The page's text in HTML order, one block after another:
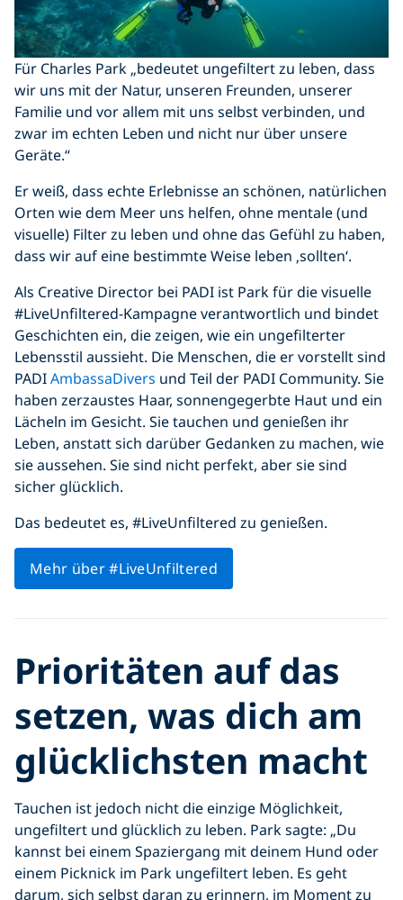
Für Charles Park „bedeutet ungefiltert zu leben, dass
wir uns mit der Natur, unseren Freunden, unserer
Familie und vor allem mit uns selbst verbinden, und
zwar im echten Leben und nicht nur über unsere
Geräte.“
Er weiß, dass echte Erlebnisse an schönen, natürlichen
Orten wie dem Meer uns helfen, ohne mentale (und
visuelle) Filter zu leben und ohne das Gefühl zu haben,
dass wir auf eine bestimmte Weise leben ‚sollten‘.
Als Creative Director bei PADI ist Park für die visuelle
#LiveUnfiltered-Kampagne verantwortlich und bindet
Geschichten ein, die zeigen, wie ein ungefilterter
Lebensstil aussieht. Die Menschen, die er vorstellt sind
PADIAmbassaDivers und Teil der PADI Community. Sie
haben zerzaustes Haar, sonnengegerbte Haut und ein
Lächeln im Gesicht. Sie tauchen und genießen ihr
Leben, anstatt sich darüber Gedanken zu machen, wie
sie aussehen. Sie sind nicht perfekt, aber sie sind
sicher glücklich.
Das bedeutet es, #LiveUnfiltered zu genießen.
Mehr über #LiveUnfiltered
Prioritäten auf das
setzen, was dich am
glücklichsten macht
Tauchen ist jedoch nicht die einzige Möglichkeit,
ungefiltert und glücklich zu leben. Park sagte: „Du
kannst bei einem Spaziergang mit deinem Hund oder
einem Picknick im Park ungefiltert leben. Es geht
darum, sich selbst daran zu erinnern, im Moment zu